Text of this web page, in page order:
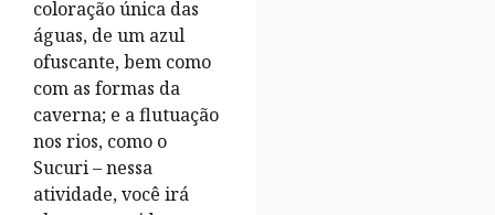
coloração única das
águas, de um azul
ofuscante, bem como
com as formas da
caverna; e a flutuação
nos rios, como o
Sucuri – nessa
atividade, você irá